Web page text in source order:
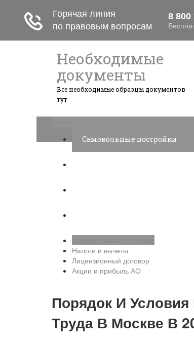
Необходимые
документы
Все необходимые образцы документов-
тут
Самовольные постройки
Налоги и вычеты
Лицензионный договор
Акции и прибыль АО
Порядок И
Труда В Москве В